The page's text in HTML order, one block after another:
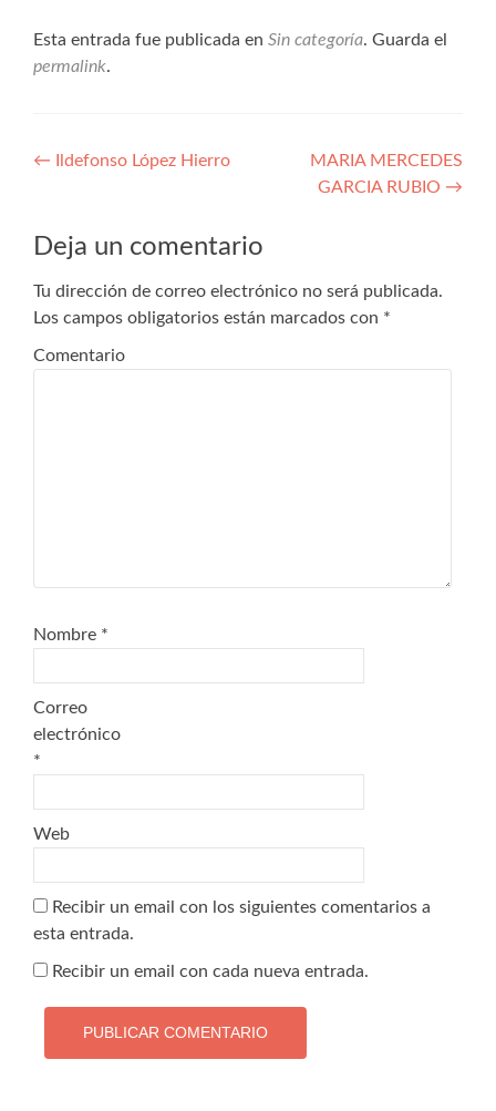
Esta entrada fue publicada en Sin categoría. Guarda el
permalink.
Navegación
entradas
← Ildefonso López Hierro
MARIA MERCEDES
GARCIA RUBIO →
Deja un comentario
Tu dirección de correo electrónico no será publicada.
Los campos obligatorios están marcados con *
Comentario
Nombre *
Correo
electrónico
*
Web
Recibir un email con los siguientes comentarios a
esta entrada.
Recibir un email con cada nueva entrada.